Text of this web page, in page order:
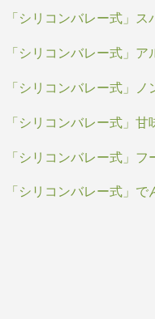
「シリコンバレー式」
「シリコンバレー式」
「シリコンバレー式」
「シリコンバレー式」甘
「シリコンバレー式」フ
「シリコンバレー式」